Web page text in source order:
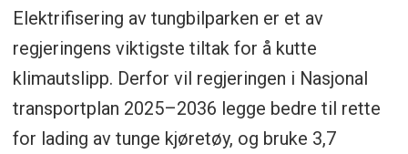
Elektrifisering av tungbilparken er et av
regjeringens viktigste tiltak for å kutte
klimautslipp. Derfor vil regjeringen i Nasjonal
transportplan 2025–2036 legge bedre til rette
for lading av tunge kjøretøy, og bruke 3,7